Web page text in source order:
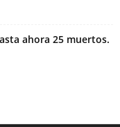
ahora 25 muertos.